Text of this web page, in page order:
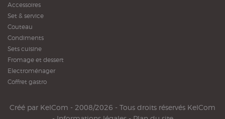
Accessoires
Set & service
Couteau
Condiments
Sets cuisine
Fromage et dessert
Electroménager
Coffret gastro
Créé par KelCom - 2008/2026 - Tous droits réservés KelCom